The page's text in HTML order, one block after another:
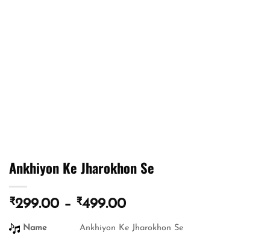
Ankhiyon Ke Jharokhon Se
₹299.00 – ₹499.00Price
₹299.00
Name Ankhiyon Ke Jharokhon Se